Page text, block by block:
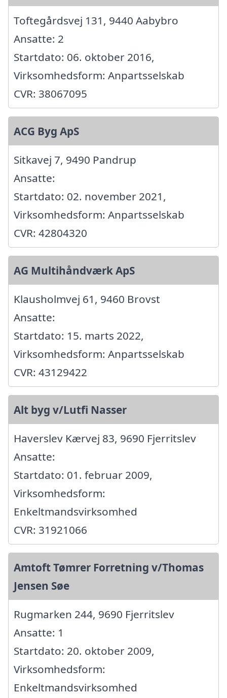
Toftegårdsvej 131, 9440 Aabybro
Ansatte: 2
Startdato: 06. oktober 2016,
Virksomhedsform: Anpartsselskab
CVR: 38067095
ACG Byg ApS
Sitkavej 7, 9490 Pandrup
Ansatte:
Startdato: 02. november 2021,
Virksomhedsform: Anpartsselskab
CVR: 42804320
AG Multihåndværk ApS
Klausholmvej 61, 9460 Brovst
Ansatte:
Startdato: 15. marts 2022,
Virksomhedsform: Anpartsselskab
CVR: 43129422
Alt byg v/Lutfi Nasser
Haverslev Kærvej 83, 9690 Fjerritslev
Ansatte:
Startdato: 01. februar 2009,
Virksomhedsform:
Enkeltmandsvirksomhed
CVR: 31921066
Amtoft Tømrer Forretning v/Thomas
Jensen Søe
Rugmarken 244, 9690 Fjerritslev
Ansatte: 1
Startdato: 20. oktober 2009,
Virksomhedsform:
Enkeltmandsvirksomhed